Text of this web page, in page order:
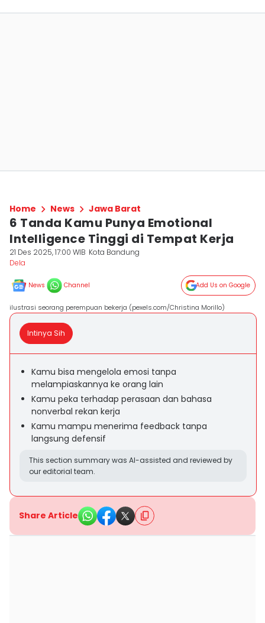
Home News Jawa Barat
6 Tanda Kamu Punya Emotional
Intelligence Tinggi di Tempat Kerja
21 Des 2025, 17:00 WIB Kota Bandung
Dela ‎
News Channel Add Us on Google
ilustrasi seorang perempuan bekerja (pexels.com/Christina Morillo)
Intinya Sih
Kamu bisa mengelola emosi tanpa
melampiaskannya ke orang lain
Kamu peka terhadap perasaan dan bahasa
nonverbal rekan kerja
Kamu mampu menerima feedback tanpa
langsung defensif
This section summary was AI-assisted and reviewed by
our editorial team.
Share Article